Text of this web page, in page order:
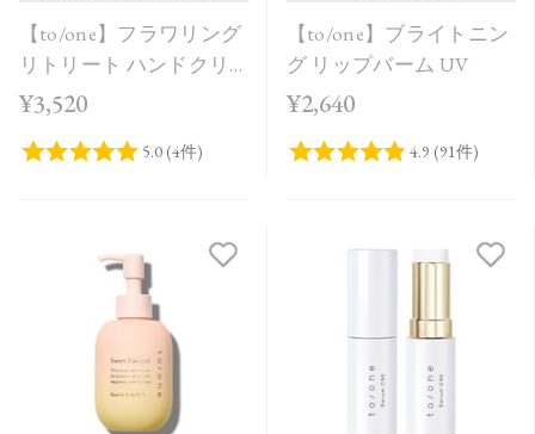
【to/one】フラワリング
リトリート ハンドクリ
ーム＜限定品＞
¥3,520
【to/one】ブライトニン
グ リップバーム UV
¥2,640